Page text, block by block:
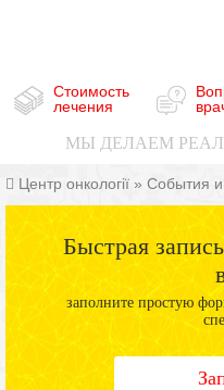
Стоимость
лечения
МЫ ДЕЛАЕМ
Центр онкології » События и
Быстрая
заполните простую